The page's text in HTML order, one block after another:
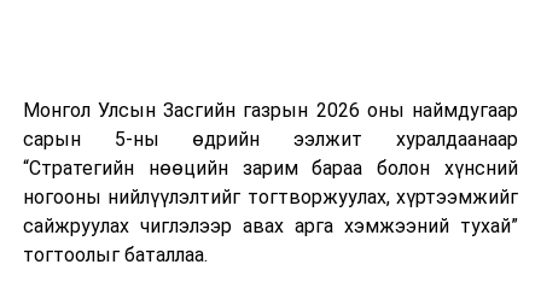
“Газрын тосны бүтээгдэхүүний хомсдолоос
сэргийлэх талаар авах зарим арга хэмжээний тухай”
Засгийн газрын тогтоолоор бүх төрлийн шатахууны
импортын гаалийн албан татварыг 2027 оны
хоёрдугаар сарын 1 хүртэл тэг хувиар тогтоолоо.
Монгол Улсын Засгийн газрын 2026 оны наймдугаар
сарын 5-ны өдрийн ээлжит хуралдаанаар
“Стратегийн нөөцийн зарим бараа болон хүнсний
ногооны нийлүүлэлтийг тогтворжуулах, хүртээмжийг
сайжруулах чиглэлээр авах арга хэмжээний тухай”
тогтоолыг баталлаа.